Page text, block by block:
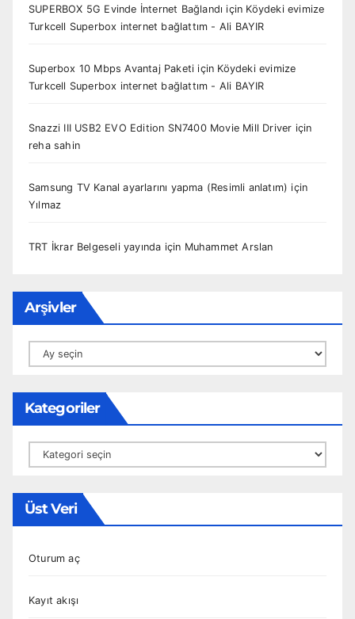
SUPERBOX 5G Evinde İnternet Bağlandı için Köydeki evimize
Turkcell Superbox internet bağlattım - Ali BAYIR
Superbox 10 Mbps Avantaj Paketi için Köydeki evimize
Turkcell Superbox internet bağlattım - Ali BAYIR
Snazzi III USB2 EVO Edition SN7400 Movie Mill Driver için
reha sahin
Samsung TV Kanal ayarlarını yapma (Resimli anlatım) için
Yılmaz
TRT İkrar Belgeseli yayında için Muhammet Arslan
Arşivler
Arşivler
Kategoriler
Kategoriler
Üst Veri
Oturum aç
Kayıt akışı